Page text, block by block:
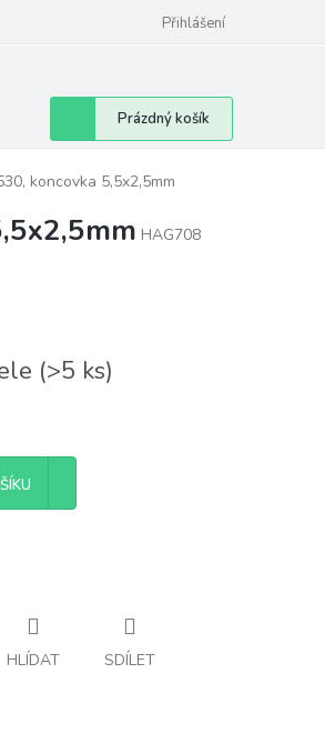
Přihlášení
Nákupní
košík
Prázdný košík
koncovka 5,5x2,5mm
HAG708
(>5 ks)
HLÍDAT SDÍLET